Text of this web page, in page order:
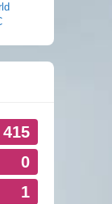
415
0
1